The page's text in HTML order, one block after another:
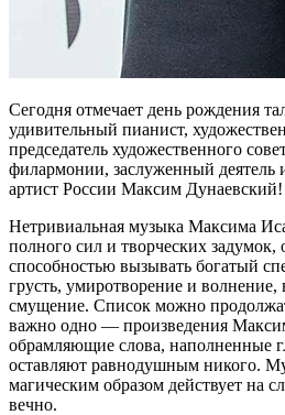
Сегодня отмечает день рождения
удивительный пианист,
председатель художественного
филармонии, заслуженный деятель
артист России Максим Дунаевский!
Нетривиальная музыка Максима
полного сил и творческих задумок,
способностью вызывать богатый
грусть, умиротворение и
смущение. Список можно
важно одно — произведения
обрамляющие слова, наполненные
оставляют равнодушным никого.
магическим образом действует на
вечно.